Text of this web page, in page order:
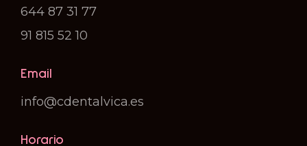
644 87 31 77
91 815 52 10
Email
info@cdentalvica.es
Horario